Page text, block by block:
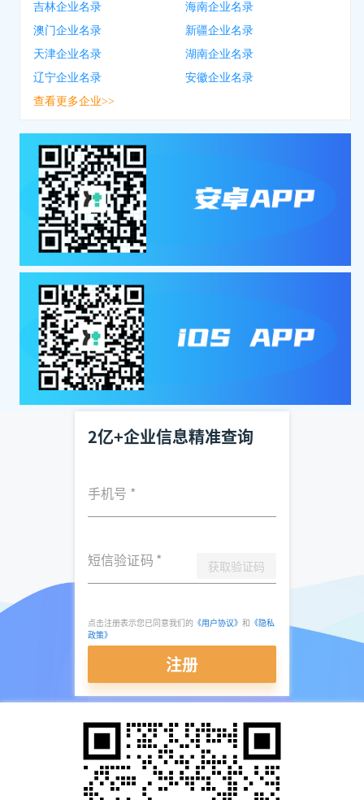
吉林企业名录
海南企业名录
澳门企业名录
新疆企业名录
天津企业名录
湖南企业名录
辽宁企业名录
安徽企业名录
查看更多企业>>
2亿+企业信息精准查询
手机号 *
短信验证码 * 获取验证码
点击注册表示您已同意我们的 《用户协议》 和 《隐私
政策》
注册